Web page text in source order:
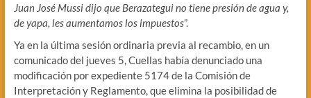
Juan José Mussi dijo que Berazategui no tiene presión de agua y,
de yapa, les aumentamos los impuestos”.
Ya en la última sesión ordinaria previa al recambio, en un
comunicado del jueves 5, Cuellas había denunciado una
modificación por expediente 5174 de la Comisión de
Interpretación y Reglamento, que elimina la posibilidad de